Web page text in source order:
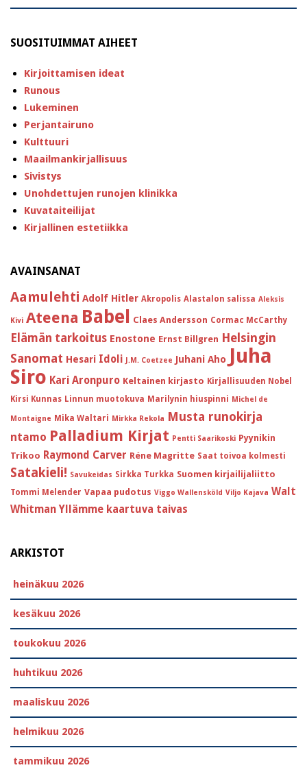
SUOSITUIMMAT AIHEET
Kirjoittamisen ideat
Runous
Lukeminen
Perjantairuno
Kulttuuri
Maailmankirjallisuus
Sivistys
Unohdettujen runojen klinikka
Kuvataiteilijat
Kirjallinen estetiikka
AVAINSANAT
Aamulehti Adolf Hitler Akropolis Alastalon salissa Aleksis
Kivi Ateena Babel Claes Andersson Cormac McCarthy
Elämän tarkoitus Enostone Ernst Billgren Helsingin
Sanomat Hesari Idoli J.M. Coetzee Juhani Aho Juha
Siro Kari Aronpuro Keltainen kirjasto Kirjallisuuden Nobel
Kirsi Kunnas Linnun muotokuva Marilynin hiuspinni Michel de
Montaigne Mika Waltari Mirkka Rekola Musta runokirja
ntamo Palladium Kirjat Pentti Saarikoski Pyynikin
Trikoo Raymond Carver Réne Magritte Saat toivoa kolmesti
Satakieli! Savukeidas Sirkka Turkka Suomen kirjailijaliitto
Tommi Melender Vapaa pudotus Viggo Wallensköld Viljo Kajava Walt
Whitman Yllämme kaartuva taivas
ARKISTOT
heinäkuu 2026
kesäkuu 2026
toukokuu 2026
huhtikuu 2026
maaliskuu 2026
helmikuu 2026
tammikuu 2026